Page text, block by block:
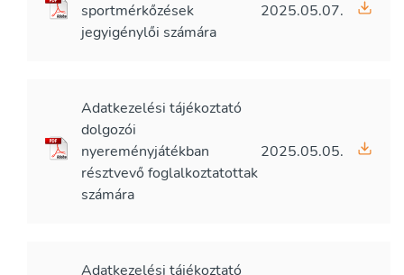
sportmérkőzések
jegyigénylői számára
2025.05.07.
Adatkezelési tájékoztató
dolgozói
nyereményjátékban
résztvevő foglalkoztatottak
számára
2025.05.05.
Adatkezelési tájékoztató